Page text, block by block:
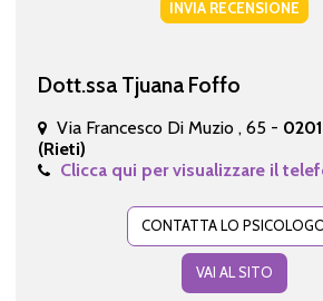
INVIA RECENSIONE
Dott.ssa Tjuana Foffo
Via Francesco Di Muzio , 65 -
(Rieti)
Clicca qui per visualizzare il
CONTATTA LO
VAI AL SITO